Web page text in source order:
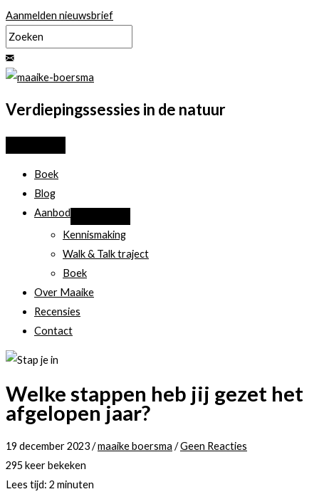
Ga
naar
de
inhoud
Aanmelden nieuwsbrief
Verdiepingssessies in de natuur
Boek
Blog
Aanbod
Kennismaking
Walk & Talk traject
Boek
Over Maaike
Recensies
Contact
Welke stappen heb jij gezet het
afgelopen jaar?
19 december 2023/maaike boersma /Geen Reacties
295 keer bekeken
Lees tijd: 2 minuten